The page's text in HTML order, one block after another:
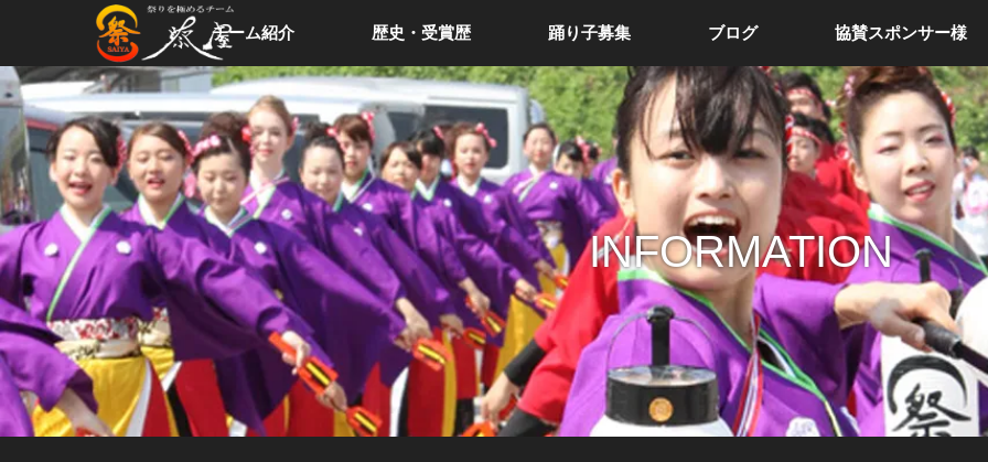
チーム紹介 歴史・受賞歴 踊り子募集 ブログ 協賛スポンサー様
INFORMATION